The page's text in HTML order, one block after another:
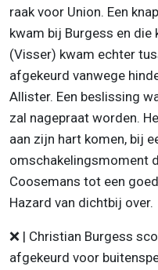
raak voor Union. Een
kwam bij Burgess en die
(Visser) kwam echter
afgekeurd vanwege
Allister. Een beslissing
zal nagepraat worden.
aan zijn hart komen, bij
omschakelingsmoment
Coosemans tot een
Hazard van dichtbij over.
❌ | Christian Burgess
afgekeurd voor